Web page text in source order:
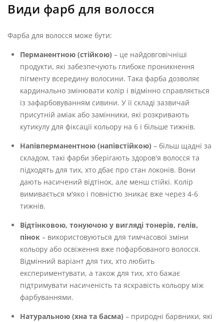
Види фарб для волосся
Фарба для волосся може бути:
Перманентною (стійкою) – це найдовговічніші
продукти, які забезпечують глибоке проникнення
пігменту всередину волосини. Така фарба дозволяє
кардинально змінювати колір і відмінно справляється
із зафарбовуванням сивини. У її складі зазвичай
присутній аміак або замінники, які розкривають
кутикулу для фіксації кольору на 6 і більше тижнів.
Напівперманентною (напівстійкою) – більш щадні за
складом, такі фарби зберігають здоров'я волосся та
підходять для тих, хто дбає про стан локонів. Вони
дають насичений відтінок, але менш стійкі. Колір
вимивається м'яко і повністю зникає вже через 4-6
тижнів.
Відтінковою, тонуючою у вигляді тонерів, гелів,
пінок – використовуються для тимчасової зміни
кольору або освіження вже пофарбованого волосся.
Відмінний варіант для тих, хто любить
експериментувати, а також для тих, хто бажає
підтримувати насиченість та яскравість кольору між
фарбуваннями.
Натуральною (хна та басма) – природні барвники, які